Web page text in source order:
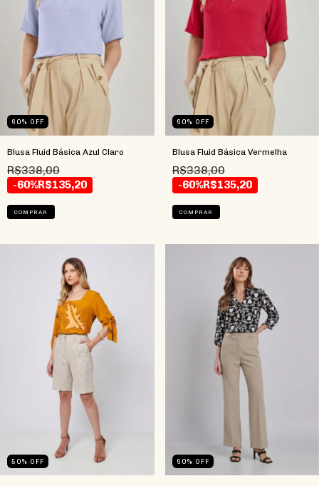
60% OFF
Blusa Fluid Básica Azul Claro
R$338,00
-60%R$135,20
COMPRAR
60% OFF
Blusa Fluid Básica Vermelha
R$338,00
-60%R$135,20
COMPRAR
50% OFF 60% OFF